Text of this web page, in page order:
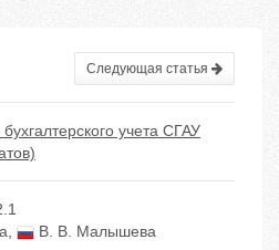
Следующая статья
учета СГАУ
, В. В. Малышева